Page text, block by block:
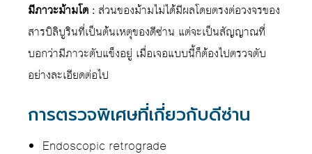
มีภาวะม้ามโต : ส่วนของม้ามไม่ได้มีผลโดยตรงต่อวงจรของ
สารบิลิบูรินที่เป็นต้นเหตุของดีซ่าน แต่จะเป็นสัญญาณที่
บอกว่ามีภาวะตับแข็งอยู่ เมื่อเจอแบบนี้ก็ต้องไปตรวจตับ
อย่างละเอียดต่อไป
การตรวจพิเศษที่เกี่ยวกับดีซ่าน
Endoscopic retrograde